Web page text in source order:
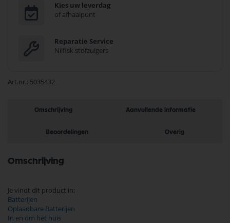
Kies uw leverdag
of afhaalpunt
Reparatie Service
Nilfisk stofzuigers
Art.nr. 5035432
Omschrijving Aanvullende informatie
Beoordelingen Overig
Omschrijving
Je vindt dit product in;
Batterijen
Oplaadbare Batterijen
In en om het huis